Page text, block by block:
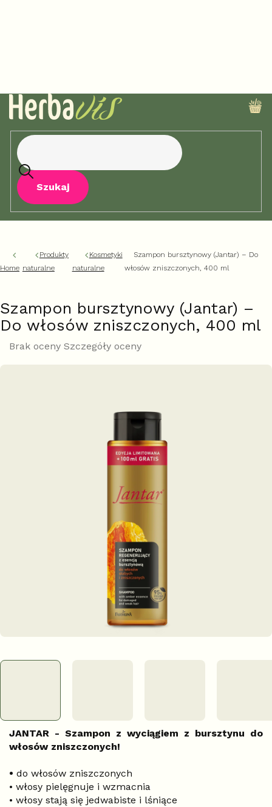
Szukaj
Home
Produkty
naturalne
Kosmetyki
naturalne
Szampon bursztynowy (Jantar) – Do
włosów zniszczonych, 400 ml
Szampon bursztynowy (Jantar) –
Do włosów zniszczonych, 400 ml
Średnia
Brak oceny Szczegóły oceny
JANTAR - Szampon z wyciągiem z bursztynu do
włosów zniszczonych!
• do włosów zniszczonych
• włosy pielęgnuje i wzmacnia
• włosy stają się jedwabiste i lśniące